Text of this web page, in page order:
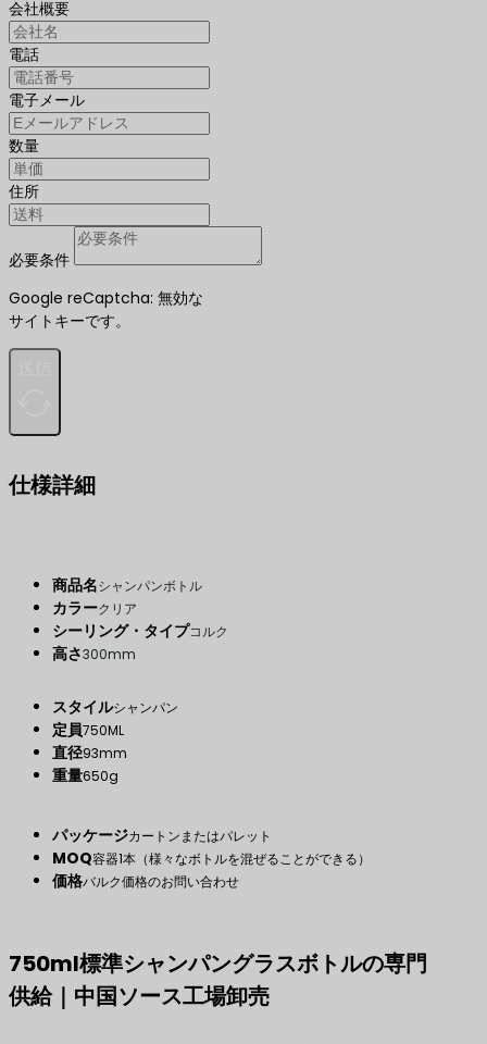
会社概要
電話
電子メール
数量
住所
必要条件
Google reCaptcha: 無効な
サイトキーです。
仕様詳細
商品名シャンパンボトル
カラークリア
シーリング・タイプコルク
高さ300mm
スタイルシャンパン
定員750ML
直径93mm
重量650g
パッケージカートンまたはパレット
MOQ容器1本（様々なボトルを混ぜることができる）
価格バルク価格のお問い合わせ
750ml標準シャンパングラスボトルの専門
供給｜中国ソース工場卸売